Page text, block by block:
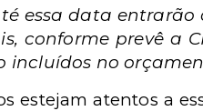
essa data
conforme prevê a
incluídos no
estejam atentos a